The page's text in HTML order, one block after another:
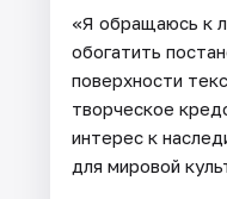
«Я обращаюсь к
обогатить
поверхности
творческое
интерес к
для мировой